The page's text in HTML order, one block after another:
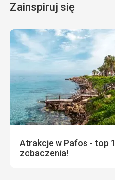
Zainspiruj się
Atrakcje w Pafos - top
zobaczenia!